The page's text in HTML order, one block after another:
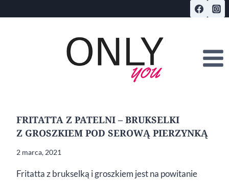
do
FRITATTA Z PATELNI – BRUKSELKI
Z GROSZKIEM POD SEROWĄ PIERZYNKĄ
2 marca, 2021
Fritatta z brukselką i groszkiem jest na powitanie